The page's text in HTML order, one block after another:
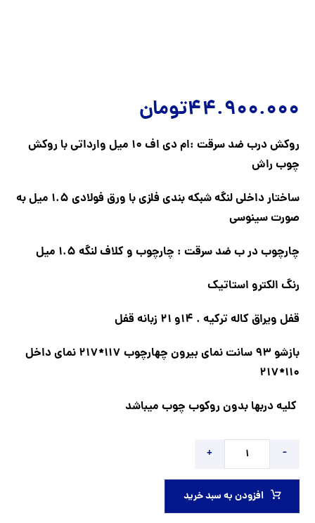
44.900.000تومان
روکش درب ضد سرقت :ام دی اف 10 میل وارداتی با روکش
چوب راش
ساختار داخلی لنگه شبکه بندی فلزی با ورق فولادی 1.5 میل به
صورت سینوسی
چارچوب در ب ضد سرقت : چارچوب و کلاف لنگه 1.5 میل
رنگ الکترو استاتیک
قفل ویراق کاله ترکیه . 14و 21 زبانه قفل
بازشو 93 سانت نمای بیرون چهارچوب 117*217 نمای داخل
110*217
کلیه دربها بدون روکوب چوب میباشد
-
+
افزودن به سبد خرید